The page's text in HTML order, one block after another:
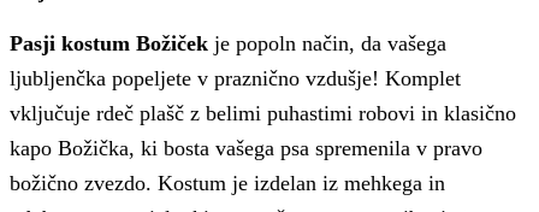
Pasji kostum Božiček je popoln način, da vašega
ljubljenčka popeljete v praznično vzdušje! Komplet
vključuje rdeč plašč z belimi puhastimi robovi in klasično
kapo Božička, ki bosta vašega psa spremenila v pravo
božično zvezdo. Kostum je izdelan iz mehkega in